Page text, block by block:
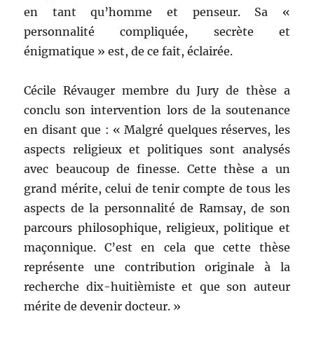
en tant qu’homme et penseur. Sa «
personnalité compliquée, secrète et
énigmatique » est, de ce fait, éclairée.
Cécile Révauger membre du Jury de thèse a
conclu son intervention lors de la soutenance
en disant que : « Malgré quelques réserves, les
aspects religieux et politiques sont analysés
avec beaucoup de finesse. Cette thèse a un
grand mérite, celui de tenir compte de tous les
aspects de la personnalité de Ramsay, de son
parcours philosophique, religieux, politique et
maçonnique. C’est en cela que cette thèse
représente une contribution originale à la
recherche dix-huitièmiste et que son auteur
mérite de devenir docteur. »